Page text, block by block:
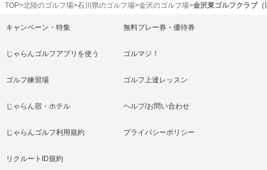
TOP 北陸のゴルフ場 石川県のゴルフ場 金沢のゴルフ場 金沢東ゴルフクラブ
キャンペーン・特集 無料プレー券・優待券
じゃらんゴルフアプリを使う ゴルマジ！
ゴルフ練習場 ゴルフ上達レッスン
じゃらん宿・ホテル ヘルプ/お問い合わせ
じゃらんゴルフ利用規約 プライバシーポリシー
リクルートID規約